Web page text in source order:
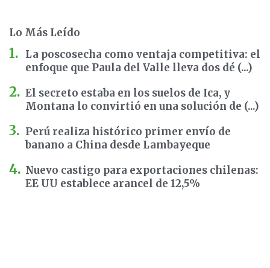
Lo Más Leído
La poscosecha como ventaja competitiva: el
enfoque que Paula del Valle lleva dos dé (...)
El secreto estaba en los suelos de Ica, y
Montana lo convirtió en una solución de (...)
Perú realiza histórico primer envío de
banano a China desde Lambayeque
Nuevo castigo para exportaciones chilenas:
EE UU establece arancel de 12,5%